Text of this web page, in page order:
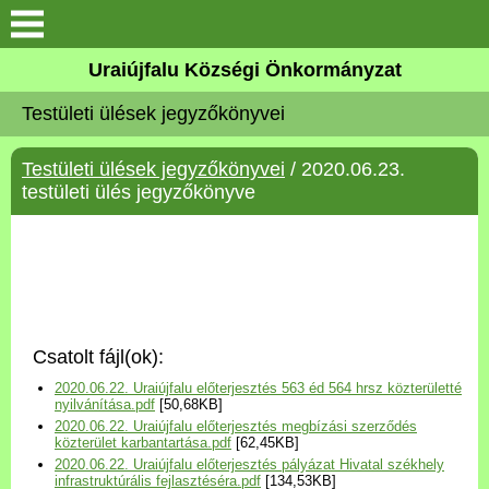
Köszöntő
Elérhetőségek
Uraiújfalu
Választási információk
Versenyképes Járások
Program
Uraiújfalu Községi Önkormányzat
Testületi ülések jegyzőkönyvei
Testületi ülések jegyzőkönyvei / 2020.06.23.
testületi ülés jegyzőkönyve
Csatolt fájl(ok):
2020.06.22. Uraiújfalu előterjesztés 563 éd 564 hrsz közterületté
nyilvánítása.pdf [50,68KB]
2020.06.22. Uraiújfalu előterjesztés megbízási szerződés
közterület karbantartása.pdf [62,45KB]
2020.06.22. Uraiújfalu előterjesztés pályázat Hivatal székhely
infrastruktúrális fejlasztéséra.pdf [134,53KB]